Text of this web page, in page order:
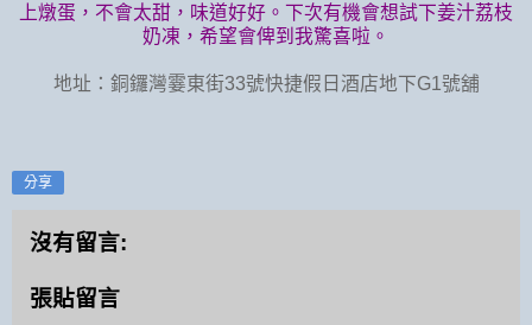
上燉蛋，不會太甜，味道好好。下次有機會想試下姜汁荔枝
奶凍，希望會俾到我驚喜啦。
地址：銅鑼灣霎東街33號快捷假日酒店地下G1號舖
分享
沒有留言:
張貼留言